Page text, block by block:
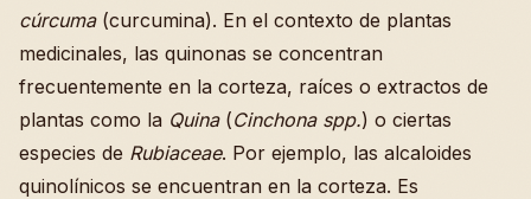
cúrcuma(curcumina). En el contexto de plantas
medicinales, las quinonas se concentran
frecuentemente en la corteza, raíces o extractos de
plantas como la Quina(Cinchona spp.) o ciertas
especies de Rubiaceae. Por ejemplo, las alcaloides
quinolínicos se encuentran en la corteza. Es